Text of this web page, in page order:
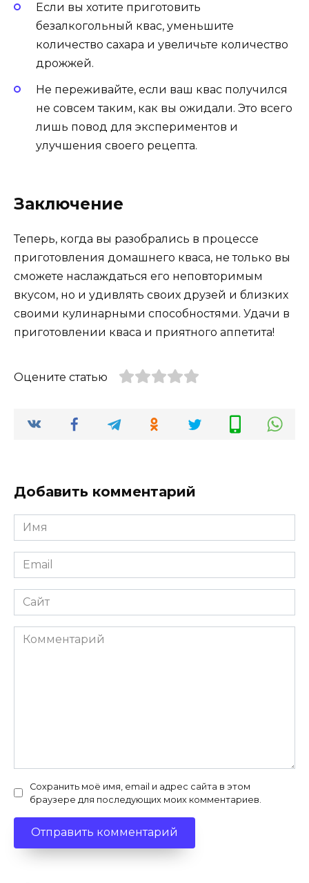
Если вы хотите приготовить
безалкогольный квас, уменьшите
количество сахара и увеличьте количество
дрожжей.
Не переживайте, если ваш квас получился
не совсем таким, как вы ожидали. Это всего
лишь повод для экспериментов и
улучшения своего рецепта.
Заключение
Теперь, когда вы разобрались в процессе
приготовления домашнего кваса, не только вы
сможете наслаждаться его неповторимым
вкусом, но и удивлять своих друзей и близких
своими кулинарными способностями. Удачи в
приготовлении кваса и приятного аппетита!
Оцените статью
Добавить комментарий
Имя
*
Email
*
Сайт
Комментарий
Сохранить моё имя, email и адрес сайта в этом
браузере для последующих моих комментариев.